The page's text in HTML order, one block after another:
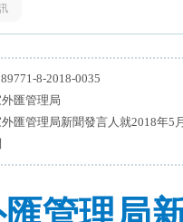
8-2018-0035
外匯管理局
外匯管理局新聞發言人就2018年5